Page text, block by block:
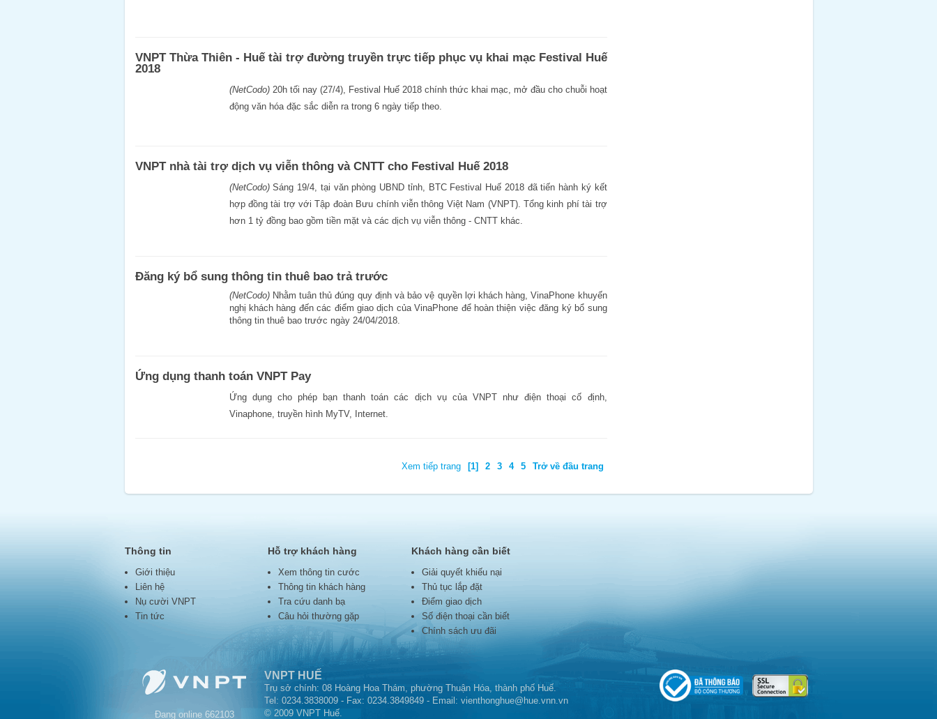
VNPT Thừa Thiên - Huế tài trợ đường truyền trực tiếp phục vụ khai mạc Festival Huế
2018
(NetCodo) 20h tối nay (27/4), Festival Huế 2018 chính thức khai mạc, mở đầu cho chuỗi hoạt
động văn hóa đặc sắc diễn ra trong 6 ngày tiếp theo.
VNPT nhà tài trợ dịch vụ viễn thông và CNTT cho Festival Huế 2018
(NetCodo)Sáng 19/4, tại văn phòng UBND tỉnh, BTC Festival Huế 2018 đã tiến hành ký kết
hợp đồng tài trợ với Tập đoàn Bưu chính viễn thông Việt Nam (VNPT). Tổng kinh phí tài trợ
hơn 1 tỷ đồng bao gồm tiền mặt và các dịch vụ viễn thông - CNTT khác.
Đăng ký bổ sung thông tin thuê bao trả trước
(NetCodo) Nhằm tuân thủ đúng quy định và bảo vệ quyền lợi khách hàng, VinaPhone khuyến
nghị khách hàng đến các điểm giao dịch của VinaPhone để hoàn thiện việc đăng ký bổ sung
thông tin thuê bao trước ngày 24/04/2018.
Ứng dụng thanh toán VNPT Pay
Ứng dụng cho phép bạn thanh toán các dịch vụ của VNPT như điện thoại cố định,
Vinaphone, truyền hình MyTV, Internet.
Xem tiếp trang [1] 2 3 4 5 Trở về đầu trang
Thông tin
Giới thiệu
Liên hệ
Nụ cười VNPT
Tin tức
Hỗ trợ khách hàng
Xem thông tin cước
Thông tin khách hàng
Tra cứu danh bạ
Câu hỏi thường gặp
Khách hàng cần biết
Giải quyết khiếu nại
Thủ tục lắp đặt
Điểm giao dịch
Số điện thoại cần biết
Chính sách ưu đãi
Đang online 662103
VNPT HUẾ
Trụ sở chính: 08 Hoàng Hoa Thám, phường Thuận Hóa, thành phố Huế.
Tel: 0234.3838009 - Fax: 0234.3849849 - Email: vienthonghue@hue.vnn.vn
© 2009 VNPT Huế.